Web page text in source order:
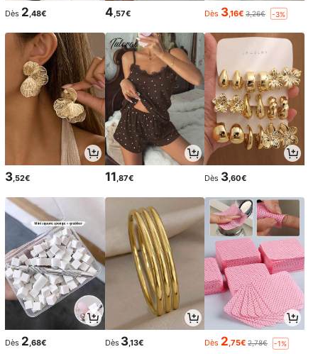
Dès 2,48€ 4,57€ Dès 3,16€ 3,26€ -3%
3,52€ 11,87€ Dès 3,60€
Dès 2,68€ Dès 3,13€ Dès 2,75€ 2,78€ -1%